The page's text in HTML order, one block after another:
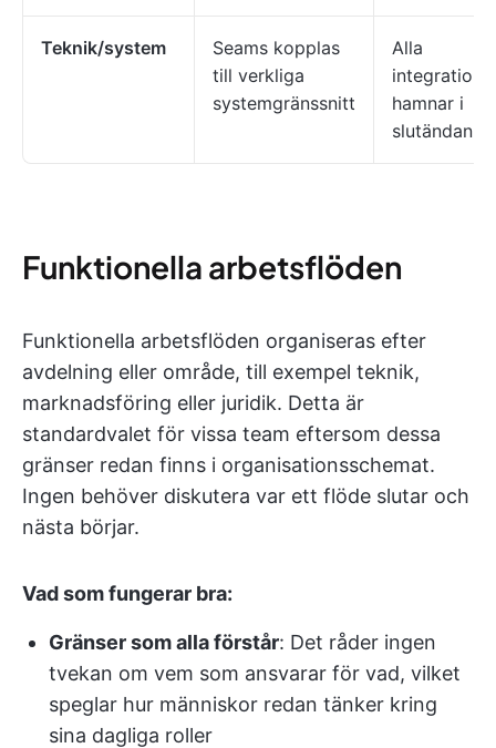
Teknik/system
Seams kopplas
till verkliga
systemgränssnitt
Alla
hamnar i
slutändan
Funktionella arbetsflöden
Funktionella arbetsflöden organiseras efter
avdelning eller område, till exempel teknik,
marknadsföring eller juridik. Detta är
standardvalet för vissa team eftersom dessa
gränser redan finns i organisationsschemat.
Ingen behöver diskutera var ett flöde slutar och
nästa börjar.
Vad som fungerar bra:
Gränser som alla förstår: Det råder ingen
tvekan om vem som ansvarar för vad, vilket
speglar hur människor redan tänker kring
sina dagliga roller